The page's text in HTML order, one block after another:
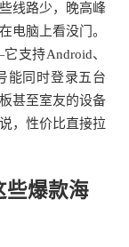
线路少，晚高峰
电脑上看没门。
支持Android、
能同时登录五台
甚至室友的设备
，性价比直接拉
爆款海